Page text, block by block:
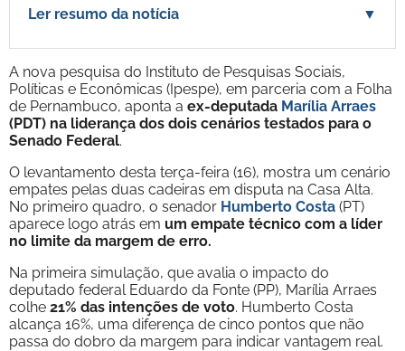
Ler resumo da notícia ▼
A nova pesquisa do Instituto de Pesquisas Sociais,
Políticas e Econômicas (Ipespe), em parceria com a Folha
de Pernambuco, aponta a ex-deputada Marília Arraes
(PDT) na liderança dos dois cenários testados para o
Senado Federal.
O levantamento desta terça-feira (16), mostra um cenário
empates pelas duas cadeiras em disputa na Casa Alta.
No primeiro quadro, o senador Humberto Costa (PT)
aparece logo atrás em um empate técnico com a líder
no limite da margem de erro.
Na primeira simulação, que avalia o impacto do
deputado federal Eduardo da Fonte (PP), Marília Arraes
colhe 21% das intenções de voto. Humberto Costa
alcança 16%, uma diferença de cinco pontos que não
passa do dobro da margem para indicar vantagem real.